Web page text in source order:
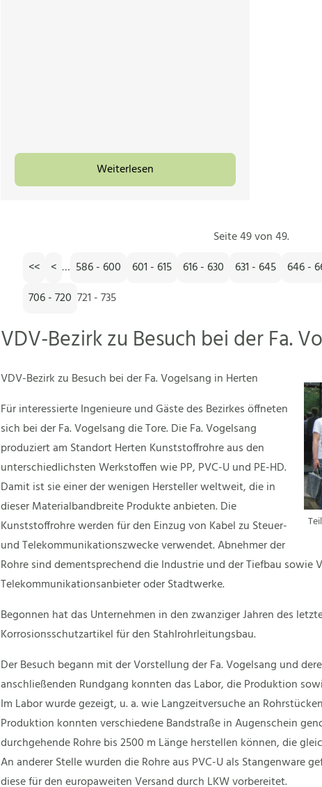
Weiterlesen
Seite 49 von 49.
<<
< … 586 - 600 601 - 615 616 - 630 631 - 645 646 -
706 - 720 721 - 735
VDV-Bezirk zu Besuch bei der Fa.
VDV-Bezirk zu Besuch bei der Fa. Vogelsang in Herten
Für interessierte Ingenieure und Gäste des Bezirkes öffneten
sich bei der Fa. Vogelsang die Tore. Die Fa. Vogelsang
produziert am Standort Herten Kunststoffrohre aus den
unterschiedlichsten Werkstoffen wie PP, PVC-U und PE-HD.
Damit ist sie einer der wenigen Hersteller weltweit, die in
dieser Materialbandbreite Produkte anbieten. Die
Kunststoffrohre werden für den Einzug von Kabel zu Steuer-
und Telekommunikationszwecke verwendet. Abnehmer der
Rohre sind dementsprechend die Industrie und der Tiefbau sowie
Telekommunikationsanbieter oder Stadtwerke.
Begonnen hat das Unternehmen in den zwanziger Jahren des
Korrosionsschutzartikel für den Stahlrohrleitungsbau.
Der Besuch begann mit der Vorstellung der Fa. Vogelsang und
anschließenden Rundgang konnten das Labor, die Produktion
Im Labor wurde gezeigt, u. a. wie Langzeitversuche an
Produktion konnten verschiedene Bandstraße in Augenschein
durchgehende Rohre bis 2500 m Länge herstellen können, die
An anderer Stelle wurden die Rohre aus PVC-U als Stangenware
diese für den europaweiten Versand durch LKW vorbereitet.